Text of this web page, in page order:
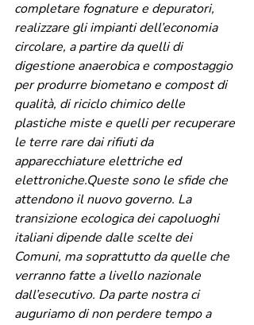
completare fognature e depuratori,
realizzare gli impianti dell’economia
circolare, a partire da quelli di
digestione anaerobica e compostaggio
per produrre biometano e compost di
qualità, di riciclo chimico delle
plastiche miste e quelli per recuperare
le terre rare dai rifiuti da
apparecchiature elettriche ed
elettroniche.Queste sono le sfide che
attendono il nuovo governo. La
transizione ecologica dei capoluoghi
italiani dipende dalle scelte dei
Comuni, ma soprattutto da quelle che
verranno fatte a livello nazionale
dall’esecutivo. Da parte nostra ci
auguriamo di non perdere tempo a